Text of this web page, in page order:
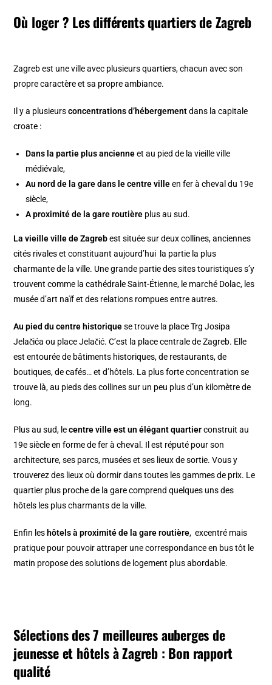
Où loger ? Les différents quartiers de Zagreb
Zagreb est une ville avec plusieurs quartiers, chacun avec son
propre caractère et sa propre ambiance.
Il y a plusieursconcentrations d’hébergementdans la capitale
croate :
Dans la partie plus ancienneet au pied de la vieille ville
médiévale,
Au nord de la gare dans le centre villeen fer à cheval du 19e
siècle,
A proximité de la gare routière plus au sud.
La vieille ville de Zagrebest située sur deux collines, anciennes
cités rivales et constituant aujourd’hui la partie la plus
charmante de la ville. Une grande partie des sites touristiques s’y
trouvent comme la cathédrale Saint-Étienne, le marché Dolac, les
musée d’art naïf et des relations rompues entre autres.
Au pied du centre historiquese trouve la place Trg Josipa
Jelačića ou place Jelačić. C’est la place centrale de Zagreb. Elle
est entourée de bâtiments historiques, de restaurants, de
boutiques, de cafés… et d’hôtels. La plus forte concentration se
trouve là, au pieds des collines sur un peu plus d’un kilomètre de
long.
Plus au sud, lecentre ville est un élégant quartierconstruit au
19e siècle en forme de fer à cheval. Il est réputé pour son
architecture, ses parcs, musées et ses lieux de sortie. Vous y
trouverez des lieux où dormir dans toutes les gammes de prix. Le
quartier plus proche de la gare comprend quelques uns des
hôtels les plus charmants de la ville.
Enfin les hôtels à proximité de la gare routière, excentré mais
pratique pour pouvoir attraper une correspondance en bus tôt le
matin propose des solutions de logement plus abordable.
Sélections des 7 meilleures auberges de
jeunesse et hôtels à Zagreb : Bon rapport
qualité